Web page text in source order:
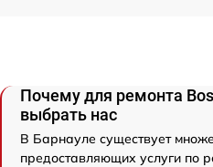
Почему для ремонта
выбрать нас
В Барнауле существует
предоставляющих услуги по